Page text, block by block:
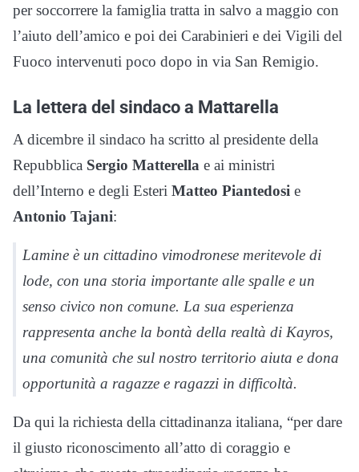
per soccorrere la famiglia tratta in salvo a maggio con
l’aiuto dell’amico e poi dei Carabinieri e dei Vigili del
Fuoco intervenuti poco dopo in via San Remigio.
La lettera del sindaco a Mattarella
A dicembre il sindaco ha scritto al presidente della
Repubblica Sergio Matterella e ai ministri
dell’Interno e degli Esteri Matteo Piantedosi e
Antonio Tajani:
Lamine è un cittadino vimodronese meritevole di
lode, con una storia importante alle spalle e un
senso civico non comune. La sua esperienza
rappresenta anche la bontà della realtà di Kayros,
una comunità che sul nostro territorio aiuta e dona
opportunità a ragazze e ragazzi in difficoltà.
Da qui la richiesta della cittadinanza italiana, “per dare
il giusto riconoscimento all’atto di coraggio e